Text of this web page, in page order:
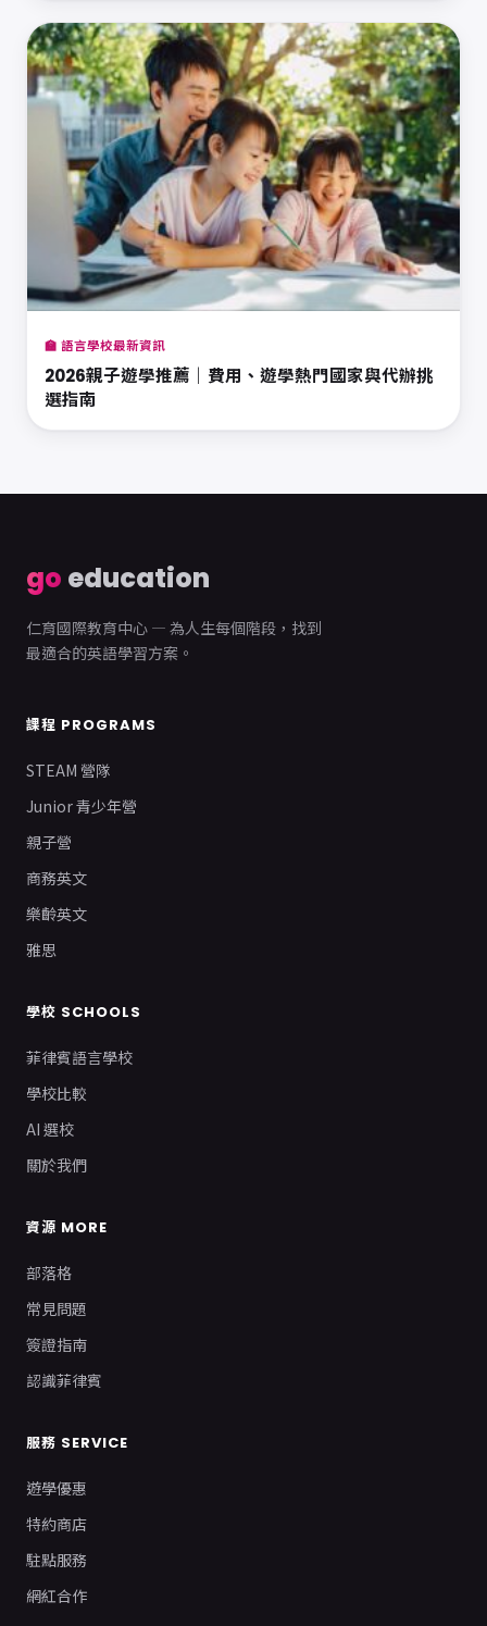
🏫 語言學校最新資訊
2026親子遊學推薦｜費用、遊學熱門國家與代辦挑
選指南
go education
仁育國際教育中心 — 為人生每個階段，找到
最適合的英語學習方案。
課程 PROGRAMS
STEAM 營隊
Junior 青少年營
親子營
商務英文
樂齡英文
雅思
學校 SCHOOLS
菲律賓語言學校
學校比較
AI 選校
關於我們
資源 MORE
部落格
常見問題
簽證指南
認識菲律賓
服務 SERVICE
遊學優惠
特約商店
駐點服務
網紅合作